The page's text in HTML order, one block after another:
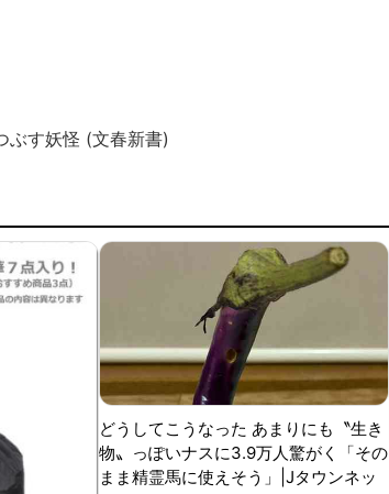
ぶす妖怪 (文春新書)
どうしてこうなった あまりにも〝生き
物〟っぽいナスに3.9万人驚がく「その
まま精霊馬に使えそう」|Jタウンネッ